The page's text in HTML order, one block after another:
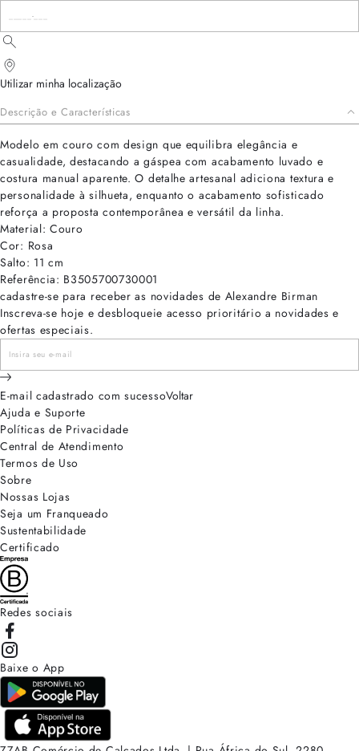
Utilizar minha localização
Descrição e Características
Modelo em couro com design que equilibra elegância e
casualidade, destacando a gáspea com acabamento luvado e
costura manual aparente. O detalhe artesanal adiciona textura e
personalidade à silhueta, enquanto o acabamento sofisticado
reforça a proposta contemporânea e versátil da linha.
Material: Couro
Cor: Rosa
Salto: 11 cm
Referência: B3505700730001
cadastre-se para receber as novidades de Alexandre Birman
Inscreva-se hoje e desbloqueie acesso prioritário a novidades e
ofertas especiais.
E-mail cadastrado com sucessoVoltar
Ajuda e Suporte
Políticas de Privacidade
Central de Atendimento
Termos de Uso
Sobre
Nossas Lojas
Seja um Franqueado
Sustentabilidade
Certificado
Redes sociais
Baixe o App